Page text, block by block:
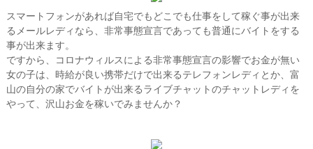
スマートフォンがあれば自宅でもどこでも仕事をして稼ぐ事が出来
るメールレディなら、非常事態宣言であっても普通にバイトをする
事が出来ます。
ですから、コロナウィルスによる非常事態宣言の影響でお金が無い
女の子は、時給が良い携帯だけで出来るテレフォンレディとか、富
山の自分の家でバイトが出来るライブチャットのチャットレディを
やって、沢山お金を稼いでみませんか？